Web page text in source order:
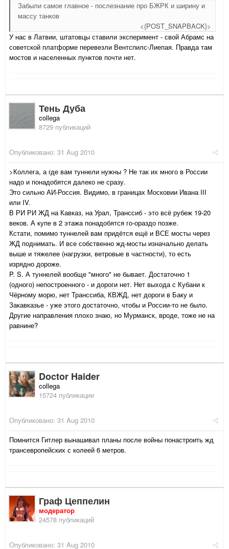
Забыли самое главное - послезнание про БЖРК и ширину и
массу танков
<{POST_SNAPBACK}>
У нас в Латвии, штатовцы ставили эксперимент - свой Абрамс на
советской платформе перевезли Вентспилс-Лиепая. Правда там
мостов и населенных пунктов почти нет.
Тень Дуба
collega
8729 публикаций
Опубликовано: 31 Aug 2010
>Коллега, а где вам туннели нужны ? Не так их много в России
надо и понадобятся далеко не сразу.
Это сильно АИ-Россия. Видимо, в границах Московии Ивана III
или IV.
В РИ РИ ЖД на Кавказ, на Урал, Транссиб - это всё рубеж 19-20
веков. А купе в 2 этажа понадобятся го-ораздо позже.
Кстати, помимо туннелей вам придётся ещё и ВСЕ мосты через
ЖД поднимать. И все собственно жд-мосты изначально делать
выше и тяжелее (нагрузки, ветровые в частности), то есть
изрядно дороже.
P. S. А туннелей вообще "много" не бывает. Достаточно 1
(одного) непостроенного - и дороги нет. Нет выхода с Кубани к
Чёрному морю, нет Транссиба, КВЖД, нет дороги в Баку и
Закавказье - уже этого достаточно, чтобы и России-то не было.
Другие направления плохо знаю, но Мурманск, вроде, тоже не на
равнине?
Doctor Haider
collega
15724 публикации
Опубликовано: 31 Aug 2010
Помнится Гитлер вынашивал планы после войны понастроить жд
трансевропейских с колеей 6 метров.
Граф Цеппелин
модератор
24578 публикаций
Опубликовано: 31 Aug 2010